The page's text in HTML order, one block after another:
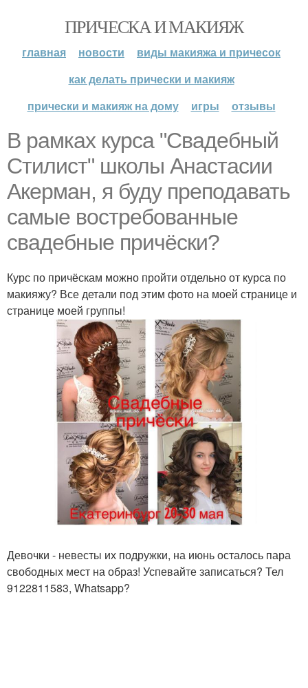
ПРИЧЕСКА И МАКИЯЖ
главная новости
виды макияжа и причесок
как делать прически и макияж
прически и макияж на дому
игры отзывы
В рамках курса "Свадебный
Стилист" школы Анастасии
Акерман, я буду преподавать
самые востребованные
свадебные причёски?
Курс по причёскам можно пройти отдельно от курса по
макияжу? Все детали под этим фото на моей странице и
странице моей группы!
Девочки - невесты их подружки, на июнь осталось пара
свободных мест на образ! Успевайте записаться? Тел
9122811583, Whatsapp?